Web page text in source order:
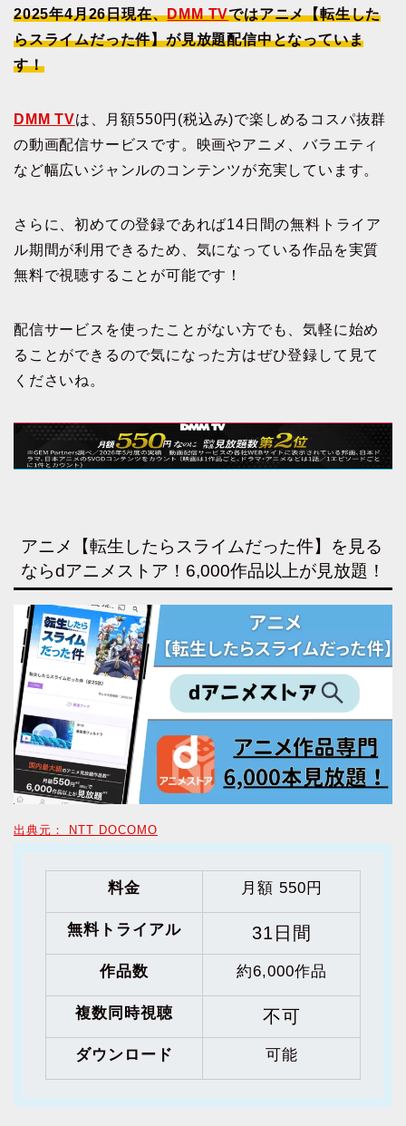
2025年4月26日現在、DMM TVではアニメ【転生した
らスライムだった件】が見放題配信中となっていま
す！
DMM TVは、月額550円(税込み)で楽しめるコスパ抜群
の動画配信サービスです。映画やアニメ、バラエティ
など幅広いジャンルのコンテンツが充実しています。
さらに、初めての登録であれば14日間の無料トライア
ル期間が利用できるため、気になっている作品を実質
無料で視聴することが可能です！
配信サービスを使ったことがない方でも、気軽に始め
ることができるので気になった方はぜひ登録して見て
くださいね。
アニメ【転生したらスライムだった件】を見る
ならdアニメストア！6,000作品以上が見放題！
出典元： NTT DOCOMO
料金 月額 550円
無料トライアル 31日間
作品数 約6,000作品
複数同時視聴 不可
ダウンロード 可能